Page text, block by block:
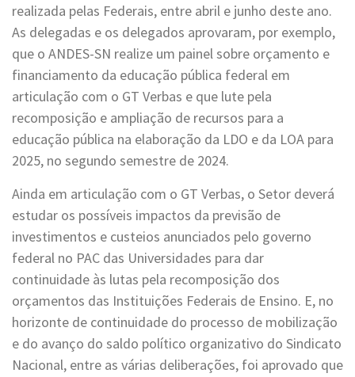
realizada pelas Federais, entre abril e junho deste ano.
As delegadas e os delegados aprovaram, por exemplo,
que o ANDES-SN realize um painel sobre orçamento e
financiamento da educação pública federal em
articulação com o GT Verbas e que lute pela
recomposição e ampliação de recursos para a
educação pública na elaboração da LDO e da LOA para
2025, no segundo semestre de 2024.
Ainda em articulação com o GT Verbas, o Setor deverá
estudar os possíveis impactos da previsão de
investimentos e custeios anunciados pelo governo
federal no PAC das Universidades para dar
continuidade às lutas pela recomposição dos
orçamentos das Instituições Federais de Ensino. E, no
horizonte de continuidade do processo de mobilização
e do avanço do saldo político organizativo do Sindicato
Nacional, entre as várias deliberações, foi aprovado que